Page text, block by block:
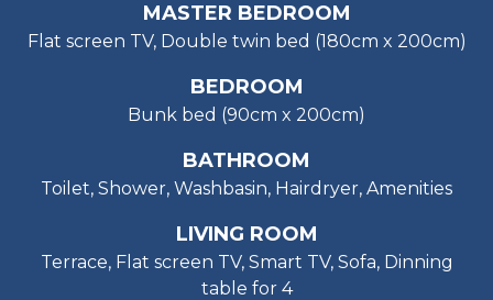
MASTER BEDROOM
Flat screen TV, Double twin bed (180cm x 200cm)
BEDROOM
Bunk bed (90cm x 200cm)
BATHROOM
Toilet, Shower, Washbasin, Hairdryer, Amenities
LIVING ROOM
Terrace, Flat screen TV, Smart TV, Sofa, Dinning
table for 4